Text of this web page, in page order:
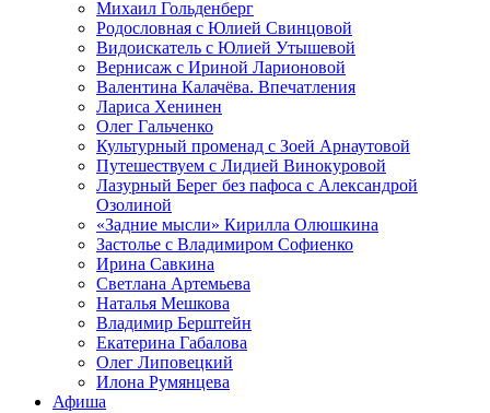
Михаил Гольденберг
Родословная с Юлией Свинцовой
Видоискатель с Юлией Утышевой
Вернисаж с Ириной Ларионовой
Валентина Калачёва. Впечатления
Лариса Хенинен
Олег Гальченко
Культурный променад с Зоей Арнаутовой
Путешествуем с Лидией Винокуровой
Лазурный Берег без пафоса с Александрой
Озолиной
«Задние мысли» Кирилла Олюшкина
Застолье с Владимиром Софиенко
Ирина Савкина
Светлана Артемьева
Наталья Мешкова
Владимир Берштейн
Екатерина Габалова
Олег Липовецкий
Илона Румянцева
Афиша